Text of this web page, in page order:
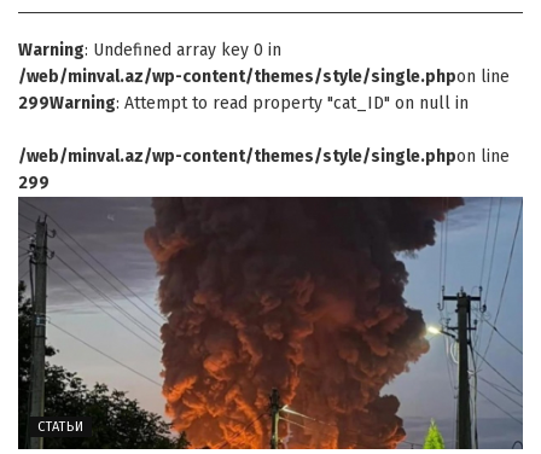
Warning: Undefined array key 0 in
/web/minval.az/wp-content/themes/style/single.phpon line
299Warning: Attempt to read property "cat_ID" on null in
/web/minval.az/wp-content/themes/style/single.phpon line
299
СТАТЬИ